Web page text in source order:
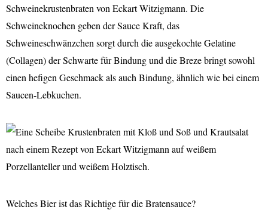
Schweinekrustenbraten von Eckart Witzigmann. Die
Schweineknochen geben der Sauce Kraft, das
Schweineschwänzchen sorgt durch die ausgekochte Gelatine
(Collagen) der Schwarte für Bindung und die Breze bringt sowohl
einen hefigen Geschmack als auch Bindung, ähnlich wie bei einem
Saucen-Lebkuchen.
Welches Bier ist das Richtige für die Bratensauce?